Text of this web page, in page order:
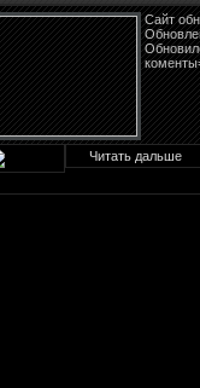
Сайт
Читать дальше